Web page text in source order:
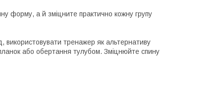
форму, а й зміцните практично кожну групу
тренажер як альтернативу
або обертання тулубом. Зміцнюйте спину